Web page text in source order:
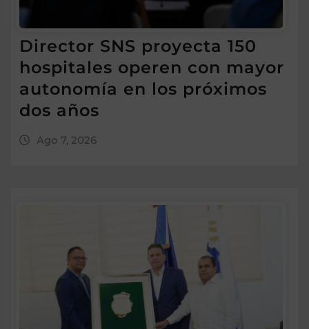
Director SNS proyecta 150
hospitales operen con mayor
autonomía en los próximos
dos años
Ago 7, 2026